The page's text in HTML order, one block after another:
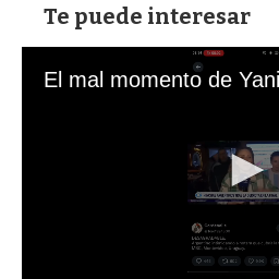
Te puede interesar